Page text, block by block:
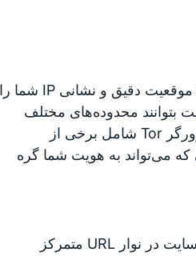
استفاده از شبکه Tor باعث می‌گردد که ناظران نتوانند موقعیت دقیق و نشانی IP شما را
بتوانند محدوده‌های مختلف
فعالیت شما را به یکدیگر پیوند دهند. به همین دلیل، مرورگر Tor شامل برخی از
می‌تواند به هویت شما گره
مرورگر Tor تجربهٔ وب شما را حول رابطهٔ شما با وب‌سایت در نوار URL متمرکز